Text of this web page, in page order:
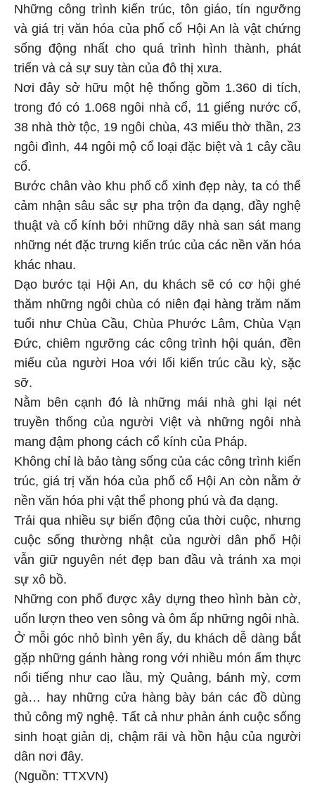
Những công trình kiến trúc, tôn giáo, tín ngưỡng
và giá trị văn hóa của phố cổ Hội An là vật chứng
sống động nhất cho quá trình hình thành, phát
triển và cả sự suy tàn của đô thị xưa.
Nơi đây sở hữu một hệ thống gồm 1.360 di tích,
trong đó có 1.068 ngôi nhà cổ, 11 giếng nước cổ,
38 nhà thờ tộc, 19 ngôi chùa, 43 miếu thờ thần, 23
ngôi đình, 44 ngôi mộ cổ loại đặc biệt và 1 cây cầu
cổ.
Bước chân vào khu phố cổ xinh đẹp này, ta có thể
cảm nhận sâu sắc sự pha trộn đa dạng, đầy nghệ
thuật và cổ kính bởi những dãy nhà san sát mang
những nét đặc trưng kiến trúc của các nền văn hóa
khác nhau.
Dạo bước tại Hội An, du khách sẽ có cơ hội ghé
thăm những ngôi chùa có niên đại hàng trăm năm
tuổi như Chùa Cầu, Chùa Phước Lâm, Chùa Vạn
Đức, chiêm ngưỡng các công trình hội quán, đền
miếu của người Hoa với lối kiến trúc cầu kỳ, sặc
sỡ.
Nằm bên cạnh đó là những mái nhà ghi lại nét
truyền thống của người Việt và những ngôi nhà
mang đậm phong cách cổ kính của Pháp.
Không chỉ là bảo tàng sống của các công trình kiến
trúc, giá trị văn hóa của phố cổ Hội An còn nằm ở
nền văn hóa phi vật thể phong phú và đa dạng.
Trải qua nhiều sự biến động của thời cuộc, nhưng
cuộc sống thường nhật của người dân phố Hội
vẫn giữ nguyên nét đẹp ban đầu và tránh xa mọi
sự xô bồ.
Những con phố được xây dựng theo hình bàn cờ,
uốn lượn theo ven sông và ôm ấp những ngôi nhà.
Ở mỗi góc nhỏ bình yên ấy, du khách dễ dàng bắt
gặp những gánh hàng rong với nhiều món ẩm thực
nổi tiếng như cao lầu, mỳ Quảng, bánh mỳ, cơm
gà… hay những cửa hàng bày bán các đồ dùng
thủ công mỹ nghệ. Tất cả như phản ánh cuộc sống
sinh hoạt giản dị, chậm rãi và hồn hậu của người
dân nơi đây.
(Nguồn: TTXVN)